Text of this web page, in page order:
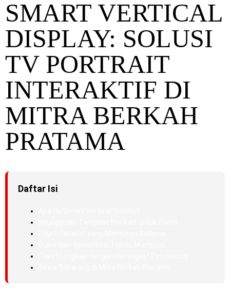
SMART VERTICAL
DISPLAY: SOLUSI
TV PORTRAIT
INTERAKTIF DI
MITRA BERKAH
PRATAMA
Daftar Isi